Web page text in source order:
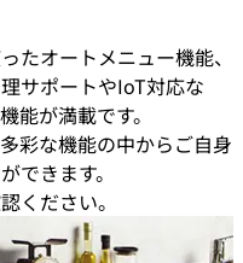
たオートメニュー機能、
サポートやIoT対応な
能が満載です。
彩な機能の中からご自身
できます。
ください。